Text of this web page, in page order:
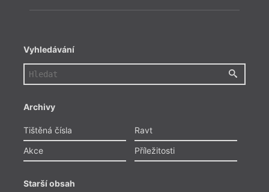
Vyhledávání
Archivy
Tištěná čísla
Ravt
Akce
Příležitosti
Starší obsah